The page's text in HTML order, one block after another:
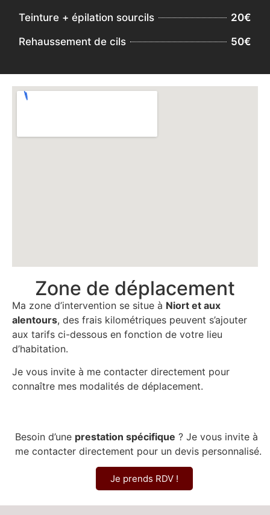
Teinture + épilation sourcils
20€
Rehaussement de cils
50€
Zone de déplacement
Ma zone d’intervention se situe à Niort et aux
alentours, des frais kilométriques peuvent s’ajouter
aux tarifs ci-dessous en fonction de votre lieu
d’habitation.
Je vous invite à me contacter directement pour
connaître mes modalités de déplacement.
Besoin d’une prestation spécifique ? Je vous invite à
me contacter directement pour un devis personnalisé.
Je prends RDV !